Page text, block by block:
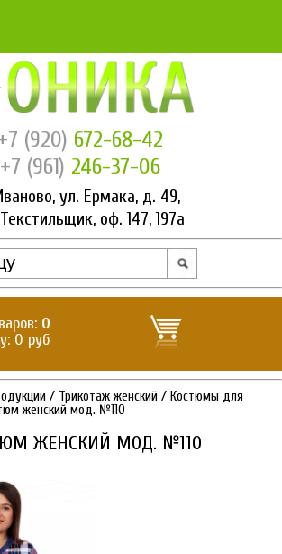
(920) 672-68-42
+7 (961) 246-37-06
ул. Ермака, д. 49,
оф. 147, 197а
0
0 руб
/ Трикотаж женский / Костюмы для
женский мод. №110
ЖЕНСКИЙ МОД. №110